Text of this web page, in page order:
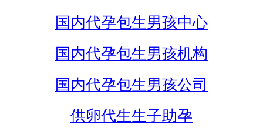
国内代孕包生男孩中心
国内代孕包生男孩机构
国内代孕包生男孩公司
供卵代生生子助孕